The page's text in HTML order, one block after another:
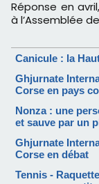
Réponse en
à l’Assemblée
Canicule : la
Ghjurnate
Corse en pays
Nonza : une
et sauve par un
Ghjurnate
Corse en débat
Tennis -